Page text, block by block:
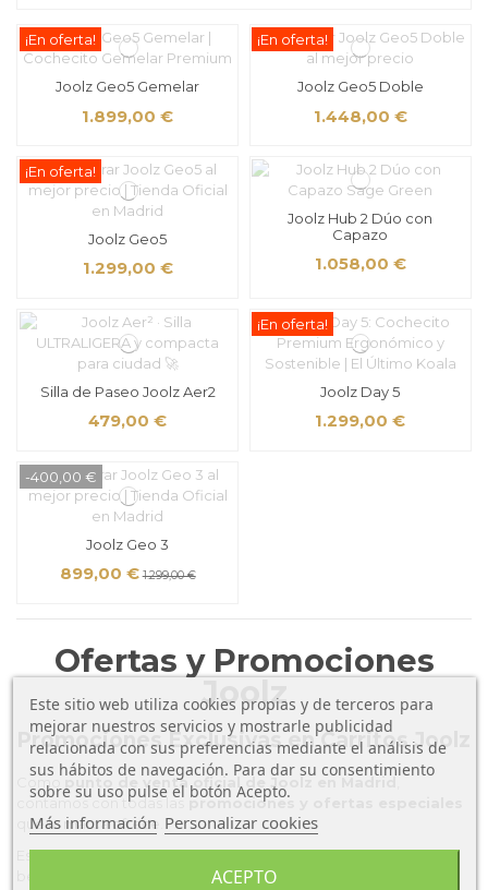
¡En oferta!
Joolz Geo5 Gemelar
1.899,00 €
¡En oferta!
Joolz Geo5 Doble
1.448,00 €
¡En oferta!
Joolz Geo5
1.299,00 €
Joolz Hub 2 Dúo con
Capazo
1.058,00 €
Silla de Paseo Joolz Aer2
479,00 €
¡En oferta!
Joolz Day 5
1.299,00 €
-400,00 €
Joolz Geo 3
899,00 € 1.299,00 €
Ofertas y Promociones
Joolz
Promociones Exclusivas en Carritos Joolz
Comopunto de venta oficial de Joolz en Madrid,
contamos con todas las promociones y ofertas especiales
que la marca ofrece.
Esto incluye descuentos puntuales, regalos adicionales y
beneficios exclusivos para nuestros clientes. Mantente al tanto
Este sitio web utiliza cookies propias y de terceros para
mejorar nuestros servicios y mostrarle publicidad
relacionada con sus preferencias mediante el análisis de
sus hábitos de navegación. Para dar su consentimiento
sobre su uso pulse el botón Acepto.
Más información Personalizar cookies
ACEPTO